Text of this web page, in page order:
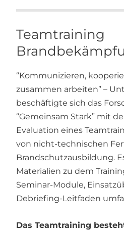
Teamtraining
“Kommunizieren,
zusammen arbeiten” –
beschäftigte sich das
“Gemeinsam Stark” mit
Evaluation eines
von nicht-technischen
Brandschutzausbildung.
Materialien zu dem
Seminar-Module,
Debriefing-Leitfaden
Das Teamtraining